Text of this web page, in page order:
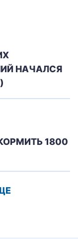
НАЧАЛСЯ
1800